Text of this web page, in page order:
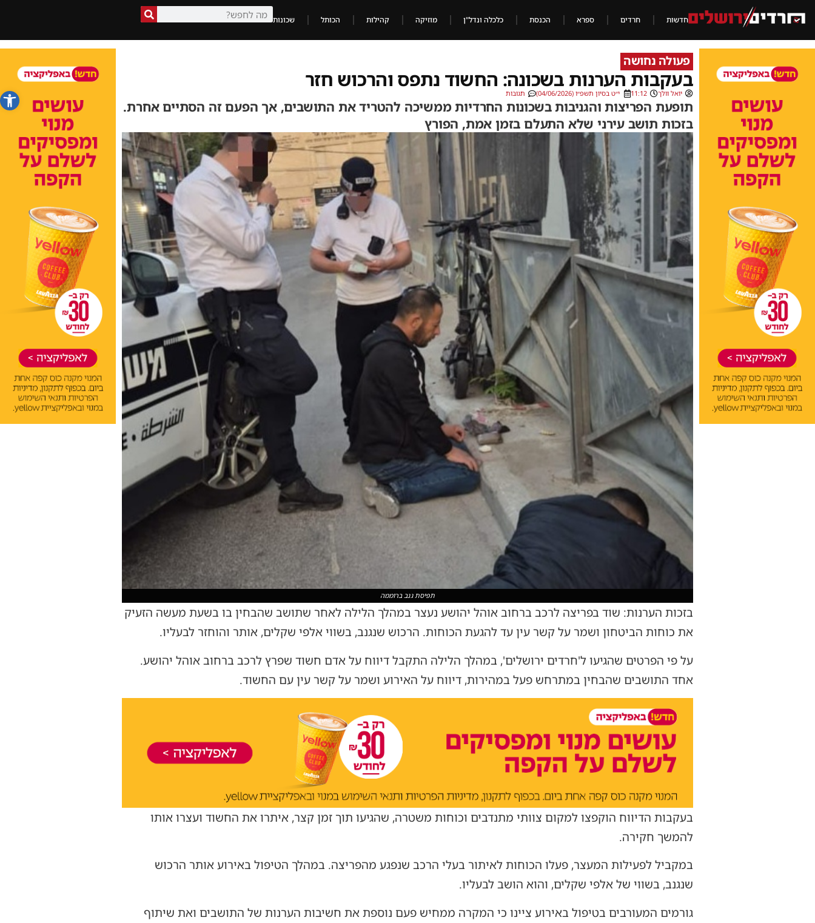
פתח
חדשות חרדים ספרא הכנסת כלכלה ונדל"ן מוזיקה קהילות הכותל שכונות
פעולה נחושה
בעקבות הערנות בשכונה: החשוד נתפס והרכוש חזר
יואל וולך 11:12 י״ט בסיון תשפ״ו (04/06/2026) תגובות
תופעת הפריצות והגניבות בשכונות החרדיות ממשיכה להטריד את התושבים, אך הפעם זה הסתיים אחרת.
בזכות תושב עירני שלא התעלם בזמן אמת, הפורץ
תפיסת גנב ברוממה
בזכות הערנות: שוד בפריצה לרכב ברחוב אוהל יהושע נעצר במהלך הלילה לאחר שתושב שהבחין בו בשעת מעשה הזעיק
את כוחות הביטחון ושמר על קשר עין עד להגעת הכוחות. הרכוש שנגנב, בשווי אלפי שקלים, אותר והוחזר לבעליו.
על פי הפרטים שהגיעו ל'חרדים ירושלים', במהלך הלילה התקבל דיווח על אדם חשוד שפרץ לרכב ברחוב אוהל יהושע.
אחד התושבים שהבחין במתרחש פעל במהירות, דיווח על האירוע ושמר על קשר עין עם החשוד.
בעקבות הדיווח הוקפצו למקום צוותי מתנדבים וכוחות משטרה, שהגיעו תוך זמן קצר, איתרו את החשוד ועצרו אותו
להמשך חקירה.
במקביל לפעילות המעצר, פעלו הכוחות לאיתור בעלי הרכב שנפגע מהפריצה. במהלך הטיפול באירוע אותר הרכוש
שנגנב, בשווי של אלפי שקלים, והוא הושב לבעליו.
גורמים המעורבים בטיפול באירוע ציינו כי המקרה ממחיש פעם נוספת את חשיבות הערנות של התושבים ואת שיתוף